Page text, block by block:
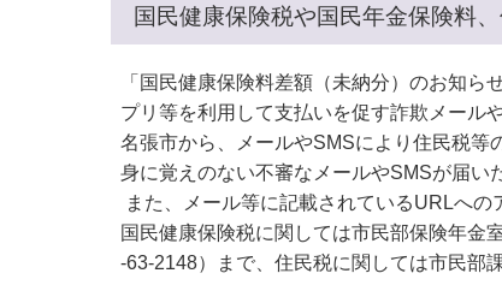
公民連携
国民健康保険税や国民年金保険料
「国民健康保険料差額（未納分）のお知
プリ等を利用して支払いを促す詐欺メール
名張市から、メールやSMSにより住民税等
身に覚えのない不審なメールやSMSが届い
また、メール等に記載されているURLへ
国民健康保険税に関しては市民部保険年金
-63-2148）まで、住民税に関しては市民部